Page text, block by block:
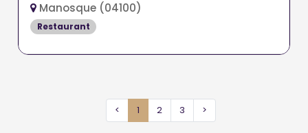
Manosque (04100)
Restaurant
< 1 2 3 >